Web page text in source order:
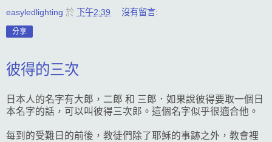
easyledlighting 於 下午2:39 沒有留言:
分享
彼得的三次
日本人的名字有大郎，二郎 和 三郎．如果說彼得要取一個日
本名字的話，可以叫彼得三次郎。這個名字似乎很適合他。
每到的受難日的前後，教徒們除了耶穌的事跡之外，教會裡